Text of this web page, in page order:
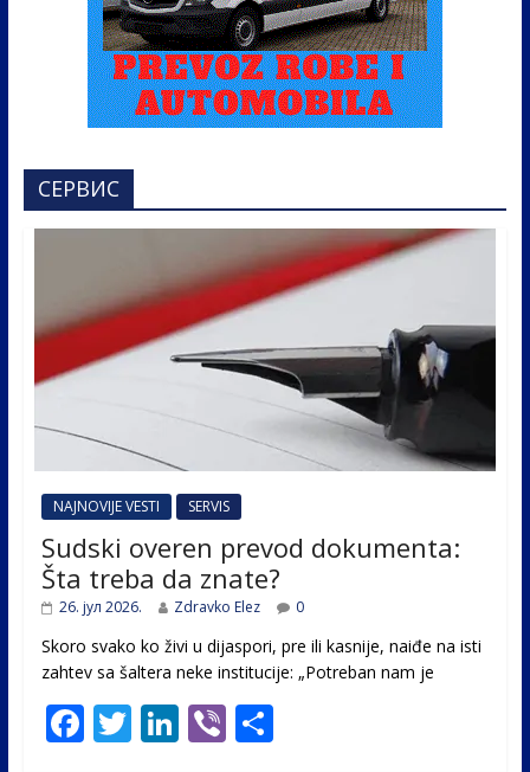
СЕРВИС
NAJNOVIJE VESTI SERVIS
Sudski overen prevod dokumenta:
Šta treba da znate?
26. јул 2026. Zdravko Elez 0
Skoro svako ko živi u dijaspori, pre ili kasnije, naiđe na isti
zahtev sa šaltera neke institucije: „Potreban nam je
F T Li Vi S